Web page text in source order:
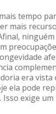
tempo
mais
era vista
ela pode
Isso exige